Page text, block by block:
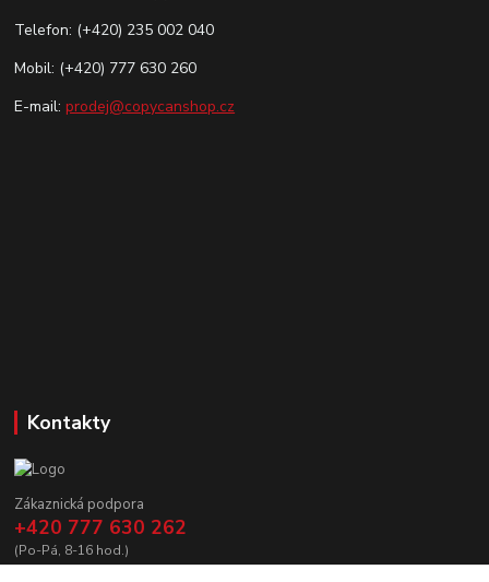
Telefon: (+420) 235 002 040
Mobil: (+420) 777 630 260
E-mail: prodej@copycanshop.cz
Kontakty
Zákaznická podpora
+420 777 630 262
(Po-Pá, 8-16 hod.)